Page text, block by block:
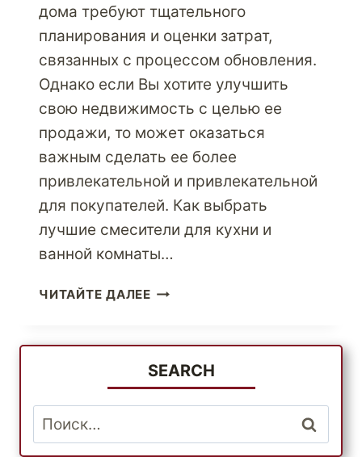
дома требуют тщательного
планирования и оценки затрат,
связанных с процессом обновления.
Однако если Вы хотите улучшить
свою недвижимость с целью ее
продажи, то может оказаться
важным сделать ее более
привлекательной и привлекательной
для покупателей. Как выбрать
лучшие смесители для кухни и
ванной комнаты…
ЧИТАЙТЕ ДАЛЕЕПОЛУЧИТЕ
НА
ЛУЧШИЕ
БРЕНДЫ
ОБОРУДОВАНИЯ
КУХНИ
SEARCH
Найти: